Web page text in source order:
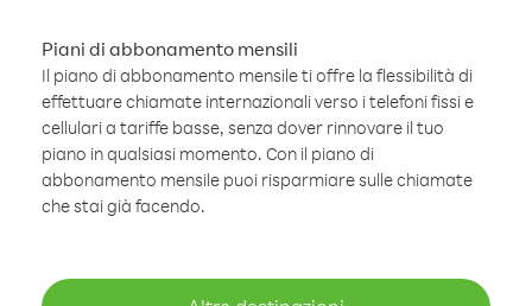
Piani di abbonamento mensili
Il piano di abbonamento mensile ti offre la flessibilità di
effettuare chiamate internazionali verso i telefoni fissi e
cellulari a tariffe basse, senza dover rinnovare il tuo
piano in qualsiasi momento. Con il piano di
abbonamento mensile puoi risparmiare sulle chiamate
che stai già facendo.